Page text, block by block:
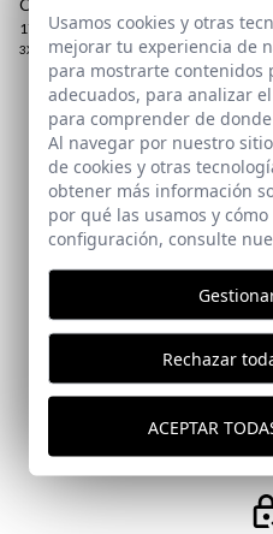
CRUDO
17,95 € / 19,95 €
3XL
Suscríbete a
Email
Usamos cookies y otras
mejorar tu experiencia de
para mostrarte contenidos
adecuados, para analizar
para comprender de
Al navegar por nuestro
de cookies y otras
obtener más información
por qué las usamos y
configuración, consulte
Rechazar
ACEPTAR